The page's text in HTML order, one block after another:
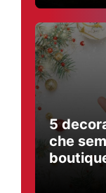
5
che